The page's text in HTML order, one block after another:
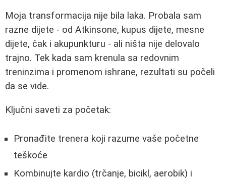
Moja transformacija nije bila laka. Probala sam
razne dijete - od Atkinsone, kupus dijete, mesne
dijete, čak i akupunkturu - ali ništa nije delovalo
trajno. Tek kada sam krenula sa redovnim
treninzima i promenom ishrane, rezultati su počeli
da se vide.
Ključni saveti za početak:
Pronađite trenera koji razume vaše početne
teškoće
Kombinujte kardio (trčanje, bicikl, aerobik) i